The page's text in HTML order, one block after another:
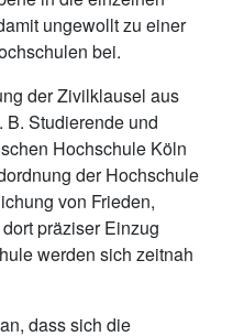
ungewollt zu einer
bei.
der Zivilklausel aus
Studierende und
Hochschule Köln
der Hochschule
von Frieden,
präziser Einzug
werden sich zeitnah
dass sich die